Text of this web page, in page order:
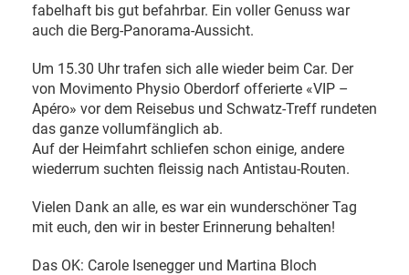
fabelhaft bis gut befahrbar. Ein voller Genuss war
auch die Berg-Panorama-Aussicht.
Um 15.30 Uhr trafen sich alle wieder beim Car. Der
von Movimento Physio Oberdorf offerierte «VIP –
Apéro» vor dem Reisebus und Schwatz-Treff rundeten
das ganze vollumfänglich ab.
Auf der Heimfahrt schliefen schon einige, andere
wiederrum suchten fleissig nach Antistau-Routen.
Vielen Dank an alle, es war ein wunderschöner Tag
mit euch, den wir in bester Erinnerung behalten!
Das OK: Carole Isenegger und Martina Bloch